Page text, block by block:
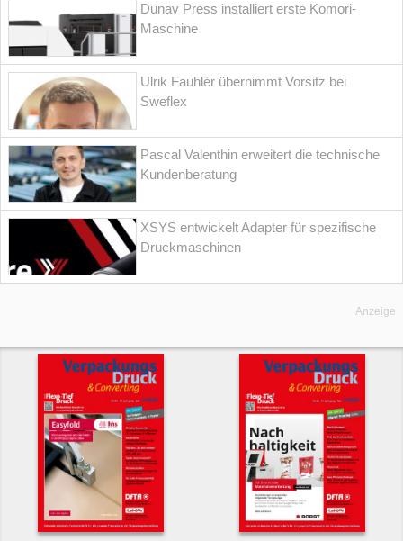
Dunav Press installiert erste Komori-
Maschine
Ulrik Fauhlér übernimmt Vorsitz bei
Sweflex
Pascal Valenthin erweitert die technische
Kundenberatung
XSYS entwickelt Adapter für spezifische
Druckmaschinen
Anzeige